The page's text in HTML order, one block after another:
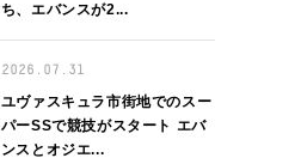
ち、エバンスが2...
2026.07.31
ユヴァスキュラ市街地でのスー
パーSSで競技がスタート エバ
ンスとオジエ...